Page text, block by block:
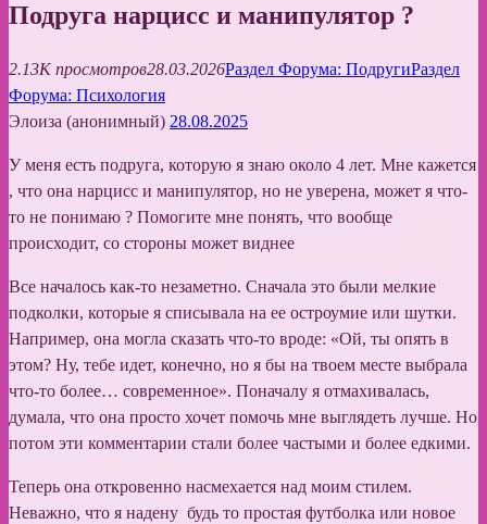
Подруга нарцисс и манипулятор ?
2.13K просмотров28.03.2026Раздел Форума: ПодругиРаздел
Форума: Психология
Элоиза (анонимный) 28.08.2025
У меня есть подруга, которую я знаю около 4 лет. Мне кажется
, что она нарцисс и манипулятор, но не уверена, может я что-
то не понимаю ? Помогите мне понять, что вообще
происходит, со стороны может виднее
Все началось как-то незаметно. Сначала это были мелкие
подколки, которые я списывала на ее остроумие или шутки.
Например, она могла сказать что-то вроде: «Ой, ты опять в
этом? Ну, тебе идет, конечно, но я бы на твоем месте выбрала
что-то более… современное». Поначалу я отмахивалась,
думала, что она просто хочет помочь мне выглядеть лучше. Но
потом эти комментарии стали более частыми и более едкими.
Теперь она откровенно насмехается над моим стилем.
Неважно, что я надену будь то простая футболка или новое